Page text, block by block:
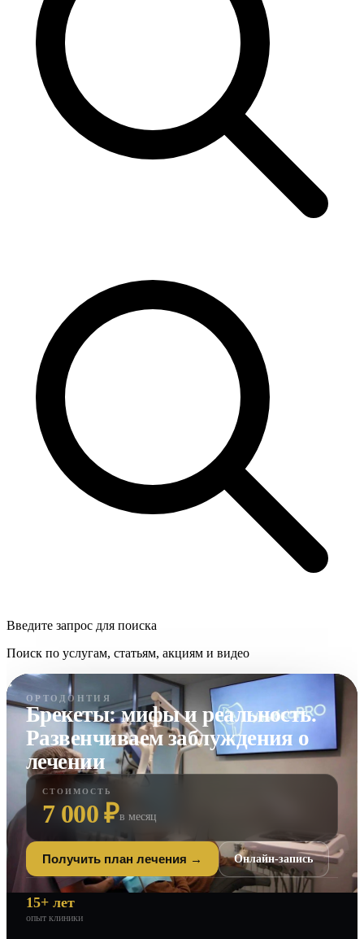
Введите запрос для поиска
Поиск по услугам, статьям, акциям и видео
ОРТОДОНТИЯ
Брекеты: мифы и реальность.
Развенчиваем заблуждения о
лечении
СТОИМОСТЬ
7 000 ₽в месяц
Получить план лечения → Онлайн-запись
15+ лет
опыт клиники